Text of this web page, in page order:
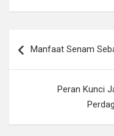
posManfaat Senam
Peran Kunci